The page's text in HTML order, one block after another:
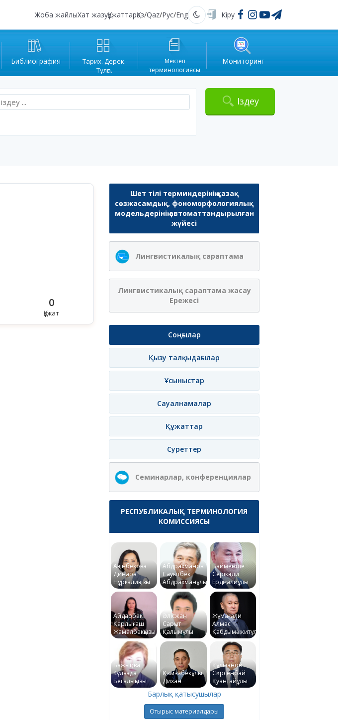
Жоба жайлыХат жазуҚұжаттарҚаз/Qaz/Рус/Eng Қараңғы Кіру
Библиография
Тарих. Дерек.
Тұлға.
Мектеп
терминологиясы
Мониторинг
Іздеу
0
Құжат
Шет тілі терминдерінің қазақ
сөзжасамдық, фономорфологиялық
модельдерінің автоматтандырылған
жүйесі
Лингвистикалық сараптама
Лингвистикалық сараптама жасау
Ережесі
Соңғылар
Қызу талқыдағылар
Ұсыныстар
Сауалнамалар
Құжаттар
Суреттер
Семинарлар, конференциялар
РЕСПУБЛИКАЛЫҚ ТЕРМИНОЛОГИЯ
КОМИССИЯСЫ
Ақынбекова
Динара
Нұрғалиқызы
Абдрахманов
Сауытбек
Абдрахманұлы
Байменше
Серікқали
Ердіғалиұлы
Айдарбек
Қарлығаш
Жамалбекқызы
Әлісжан
Сарқыт
Қалымұлы
Жұмағали
Алмас
Қабдымәжитұлы
Бажықова
Күлзада
Бегалықызы
Қамзабекұлы
Дихан
Құлманов
Сәрсенбай
Қуантайұлы
Барлық қатысушылар
Отырыс материалдары